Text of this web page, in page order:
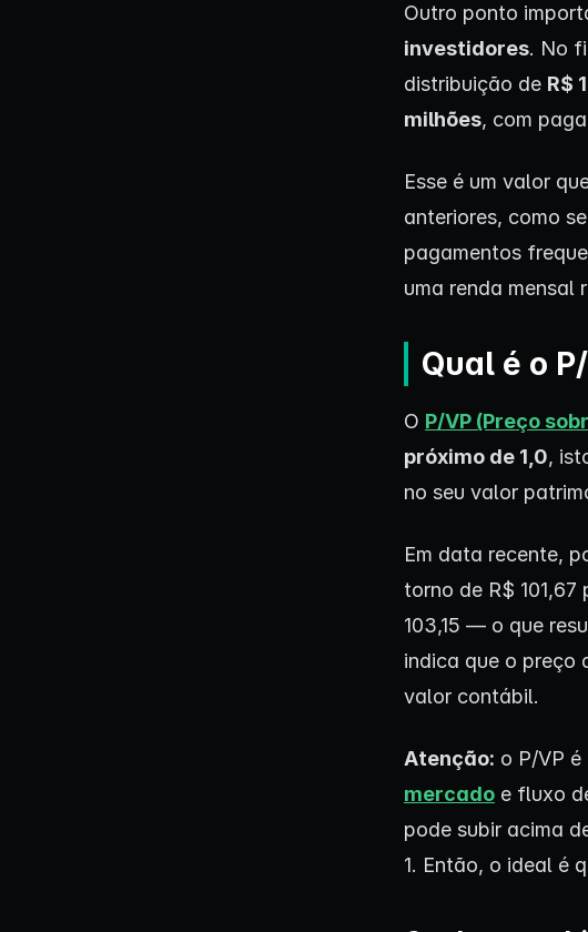
Outro ponto
investidores. No
distribuição de R$
milhões, com
Esse é um valor
anteriores, como
pagamentos
uma renda mensal
Qual é o
O P/VP (Preço
próximo de 1,0,
no seu valor
Em data recente,
torno de R$
103,15 — o que
indica que o preço
valor contábil.
Atenção: o P/VP
mercado e fluxo
pode subir acima
1. Então, o ideal é